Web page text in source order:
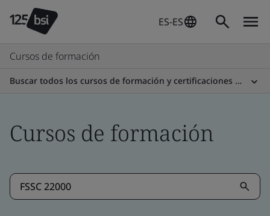
ES-ES
Cursos de formación
Buscar todos los cursos de formación y certificaciones profesionales
Cursos de formación